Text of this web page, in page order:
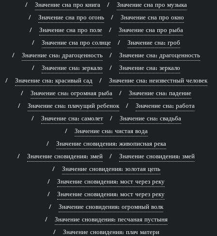
Значение сна про книга
Значение сна про музыка
Значение сна про огонь
Значение сна про окно
Значение сна про поле
Значение сна про рыба
Значение сна про солнце
Значение сна: гроб
Значение сна: драгоценность
Значение сна: драгоценность
Значение сна: зеркало
Значение сна: зеркало
Значение сна: красивый сад
Значение сна: неизвестный человек
Значение сна: огромная рыба
Значение сна: падение
Значение сна: плачущий ребенок
Значение сна: работа
Значение сна: самолет
Значение сна: свадьба
Значение сна: чистая вода
Значение сновидения: живописная река
Значение сновидения: змей
Значение сновидения: змей
Значение сновидения: золотая цепь
Значение сновидения: мост через реку
Значение сновидения: мост через реку
Значение сновидения: огромный волк
Значение сновидения: песчаная пустыня
Значение сновидения: плач матери